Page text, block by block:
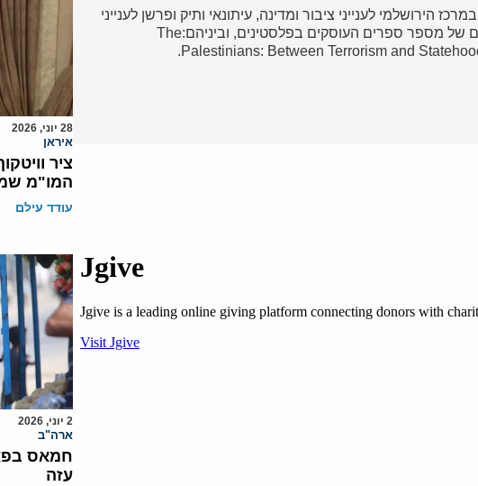
הירושלמי לענייני ציבור ומדינה, עיתונאי ותיק ופרשן לענייני
ערבים והמזרח התיכון. מחברם של מספר ספרים העוסקים בפלסטינים, וביניהם:The
Palestinians: Between Terrorism and
28 יוני, 2026
איראן
ציר
המו"מ
עודד עילם
2 יוני, 2026
ארה"ב
חמאס
עזה